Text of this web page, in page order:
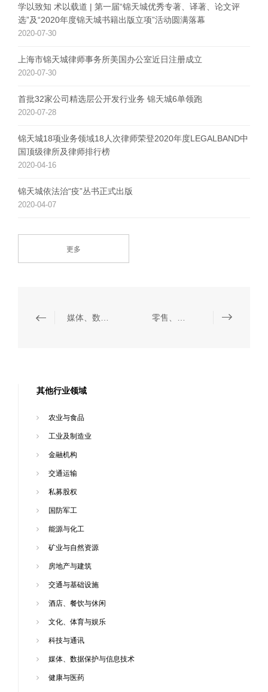
学以致知 术以载道 | 第一届“锦天城优秀专著、译著、论文评
选”及“2020年度锦天城书籍出版立项”活动圆满落幕
2020-07-30
上海市锦天城律师事务所美国办公室近日注册成立
2020-07-30
首批32家公司精选层公开发行业务 锦天城6单领跑
2020-07-28
锦天城18项业务领域18人次律师荣登2020年度LEGALBAND中
国顶级律所及律师排行榜
2020-04-16
锦天城依法治“疫”丛书正式出版
2020-04-07
更多
其他行业领域
农业与食品
工业及制造业
金融机构
交通运输
私募股权
国防军工
能源与化工
矿业与自然资源
房地产与建筑
交通与基础设施
酒店、餐饮与休闲
文化、体育与娱乐
科技与通讯
媒体、数据保护与信息技术
健康与医药